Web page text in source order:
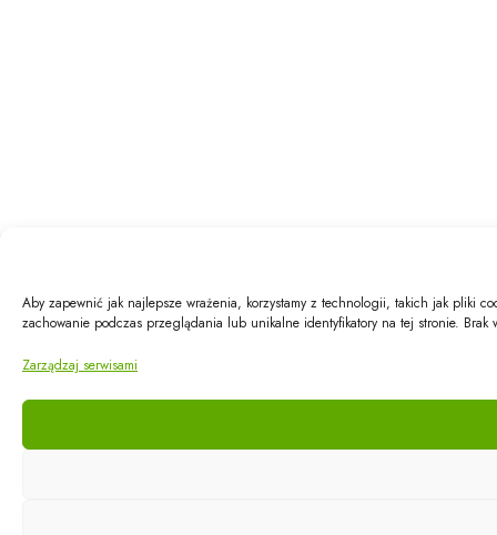
Aby zapewnić jak najlepsze wrażenia, korzystamy z technologii, takich jak pliki
zachowanie podczas przeglądania lub unikalne identyfikatory na tej stronie.
Zarządzaj serwisami